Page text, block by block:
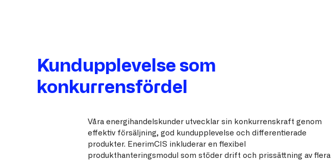
Kundupplevelse som
konkurrensfördel
Våra energihandelskunder utvecklar sin konkurrenskraft genom
effektiv försäljning, god kundupplevelse och differentierade
produkter. EnerimCIS inkluderar en flexibel
produkthanteringsmodul som stöder drift och prissättning av flera